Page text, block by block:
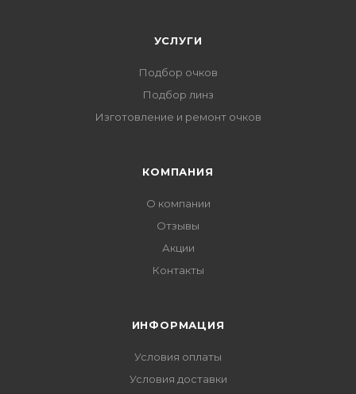
УСЛУГИ
Подбор очков
Подбор линз
Изготовление и ремонт очков
КОМПАНИЯ
О компании
Отзывы
Акции
Контакты
ИНФОРМАЦИЯ
Условия оплаты
Условия доставки